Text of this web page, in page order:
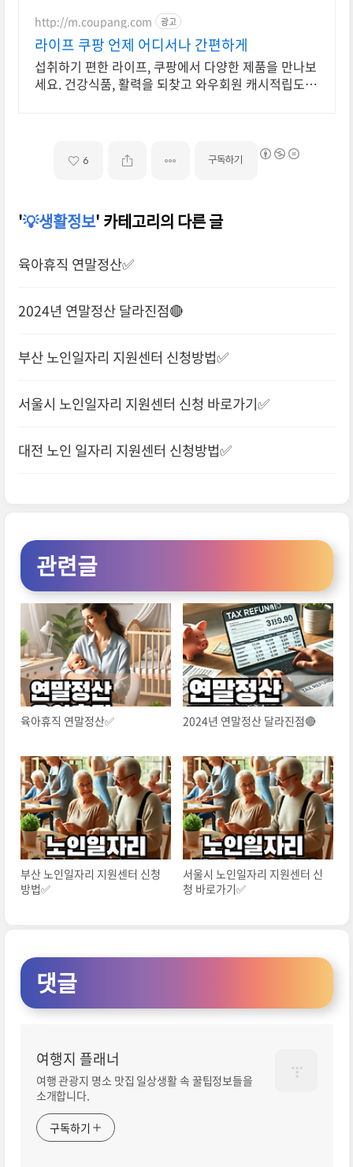
http://m.coupang.com 광고
라이프 쿠팡 언제 어디서나 간편하게
섭취하기 편한 라이프, 쿠팡에서 다양한 제품을 만나보
세요. 건강식품, 활력을 되찾고 와우회원 캐시적립도
6 구독하기
'💡생활정보' 카테고리의 다른 글
육아휴직 연말정산✅
2024년 연말정산 달라진점🔴
부산 노인일자리 지원센터 신청방법✅
서울시 노인일자리 지원센터 신청 바로가기✅
대전 노인 일자리 지원센터 신청방법✅
관련글
육아휴직 연말정산✅ 2024년 연말정산 달라진점🔴
부산 노인일자리 지원센터 신청
방법✅
서울시 노인일자리 지원센터 신
청 바로가기✅
댓글
여행지 플래너
여행 관광지 명소 맛집 일상생활 속 꿀팁정보들을
소개합니다.
구독하기